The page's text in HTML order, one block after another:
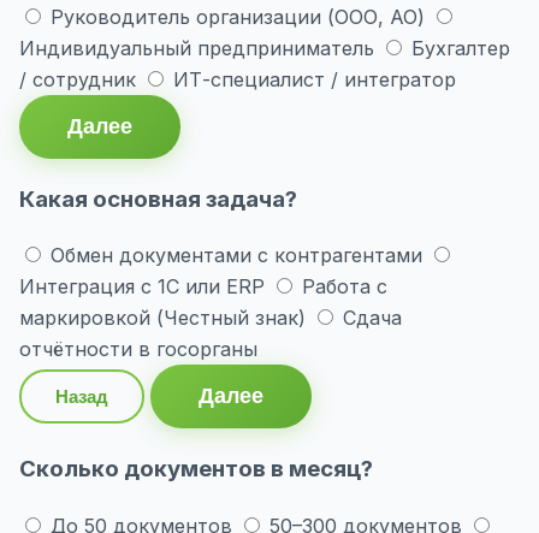
Руководитель организации (ООО, АО)
Индивидуальный предприниматель
Бухгалтер
/ сотрудник
ИТ-специалист / интегратор
Далее
Какая основная задача?
Обмен документами с контрагентами
Интеграция с 1С или ERP
Работа с
маркировкой (Честный знак)
Сдача
отчётности в госорганы
Назад Далее
Сколько документов в месяц?
До 50 документов 50–300 документов